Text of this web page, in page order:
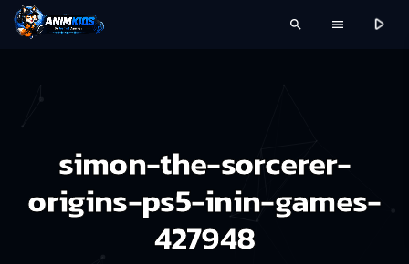
search menu play_arrow
simon-the-sorcerer-
origins-ps5-inin-games-
427948